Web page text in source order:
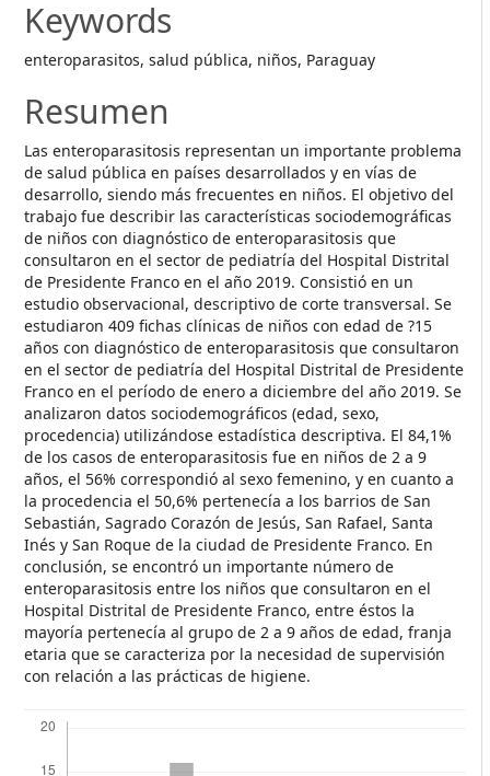
Keywords
enteroparasitos, salud pública, niños, Paraguay
Resumen
Las enteroparasitosis representan un importante problema
de salud pública en países desarrollados y en vías de
desarrollo, siendo más frecuentes en niños. El objetivo del
trabajo fue describir las características sociodemográficas
de niños con diagnóstico de enteroparasitosis que
consultaron en el sector de pediatría del Hospital Distrital
de Presidente Franco en el año 2019. Consistió en un
estudio observacional, descriptivo de corte transversal. Se
estudiaron 409 fichas clínicas de niños con edad de ?15
años con diagnóstico de enteroparasitosis que consultaron
en el sector de pediatría del Hospital Distrital de Presidente
Franco en el período de enero a diciembre del año 2019. Se
analizaron datos sociodemográficos (edad, sexo,
procedencia) utilizándose estadística descriptiva. El 84,1%
de los casos de enteroparasitosis fue en niños de 2 a 9
años, el 56% correspondió al sexo femenino, y en cuanto a
la procedencia el 50,6% pertenecía a los barrios de San
Sebastián, Sagrado Corazón de Jesús, San Rafael, Santa
Inés y San Roque de la ciudad de Presidente Franco. En
conclusión, se encontró un importante número de
enteroparasitosis entre los niños que consultaron en el
Hospital Distrital de Presidente Franco, entre éstos la
mayoría pertenecía al grupo de 2 a 9 años de edad, franja
etaria que se caracteriza por la necesidad de supervisión
con relación a las prácticas de higiene.